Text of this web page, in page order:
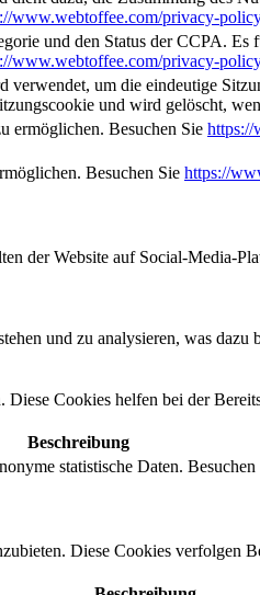
www.webtoffee.com/privacy-
und den Status der CCPA.
www.webtoffee.com/privacy-
um die eindeutige
und wird gelöscht,
ermöglichen. Besuchen Sie https://
Besuchen Sie https://
der Website auf Social-Media-
und zu analysieren, was dazu
Cookies helfen bei der
Beschreibung
statistische Daten. Besuchen
Diese Cookies verfolgen